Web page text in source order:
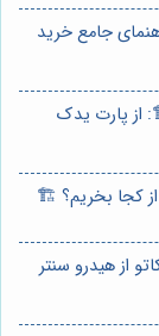
جامع خرید
از پارت یدک
از کجا بخریم؟ 🏗️
از هیدرو سنتر